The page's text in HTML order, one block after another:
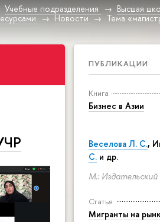
Учебные подразделения
Высшая
Новости Тема
ПУБЛИКАЦИИ
Книга
Бизнес в Азии
Веселова Л. С.,
С. и др.
М.:
Статья
Мигранты на